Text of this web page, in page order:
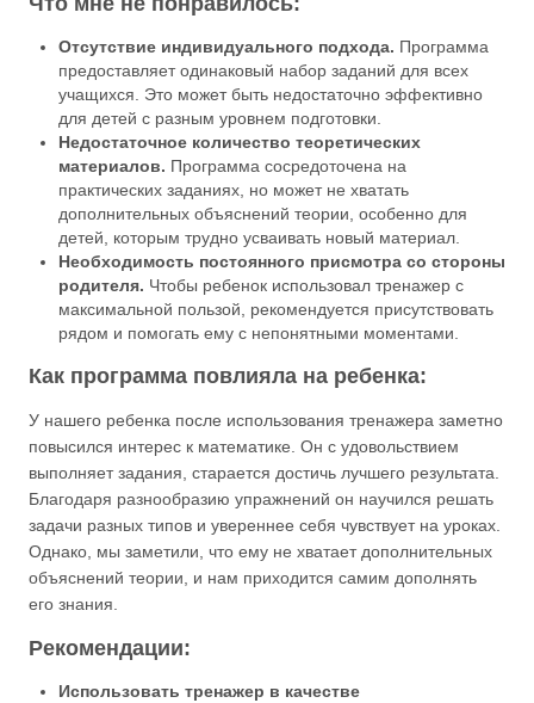
Отсутствие индивидуального подхода. Программа
предоставляет одинаковый набор заданий для всех
учащихся. Это может быть недостаточно эффективно
для детей с разным уровнем подготовки.
Недостаточное количество теоретических
материалов. Программа сосредоточена на
практических заданиях, но может не хватать
дополнительных объяснений теории, особенно для
детей, которым трудно усваивать новый материал.
Необходимость постоянного присмотра со стороны
родителя. Чтобы ребенок использовал тренажер с
максимальной пользой, рекомендуется присутствовать
рядом и помогать ему с непонятными моментами.
Как программа повлияла на ребенка:
У нашего ребенка после использования тренажера заметно
повысился интерес к математике. Он с удовольствием
выполняет задания, старается достичь лучшего результата.
Благодаря разнообразию упражнений он научился решать
задачи разных типов и увереннее себя чувствует на уроках.
Однако, мы заметили, что ему не хватает дополнительных
объяснений теории, и нам приходится самим дополнять
его знания.
Рекомендации:
Использовать тренажер в качестве